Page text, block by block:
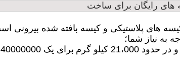
های رایگان برای ساخت
برای یک HQ 40000000 کیلوگرم بارگیری کنید